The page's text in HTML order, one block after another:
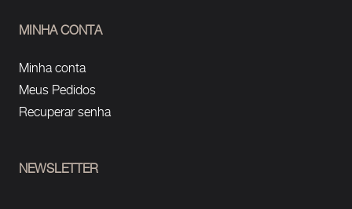
MINHA CONTA
Minha conta
Meus Pedidos
Recuperar senha
NEWSLETTER